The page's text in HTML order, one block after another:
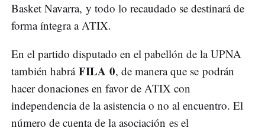
Basket Navarra, y todo lo recaudado se destinará de
forma íntegra a ATIX.
En el partido disputado en el pabellón de la UPNA
también habrá FILA 0, de manera que se podrán
hacer donaciones en favor de ATIX con
independencia de la asistencia o no al encuentro. El
número de cuenta de la asociación es el